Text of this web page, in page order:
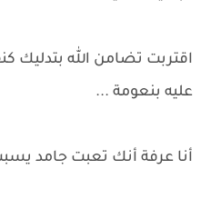
اقتربت تضامن الله بتدليك
عليه بنعومة ...
أنا عرفة أنك تعبت جامد